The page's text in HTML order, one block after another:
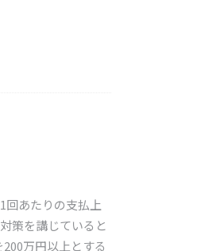
あたりの支払上
策を講じていると
万円以上とする